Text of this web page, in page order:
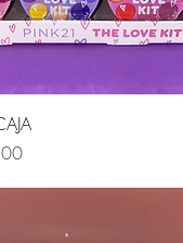
Vista rápida